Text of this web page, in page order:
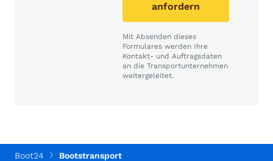
anfordern
Mit Absenden dieses
Formulares werden Ihre
Kontakt- und Auftragsdaten
an die Transportunternehmen
weitergeleitet.
Boot24 Bootstransport